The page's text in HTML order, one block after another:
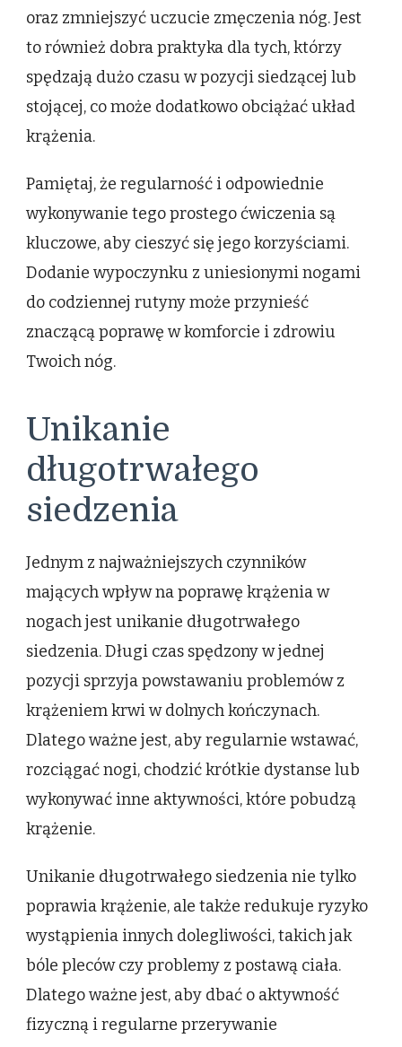
oraz zmniejszyć uczucie zmęczenia nóg. Jest
to również dobra praktyka dla tych, którzy
spędzają dużo czasu w pozycji siedzącej lub
stojącej, co może dodatkowo obciążać układ
krążenia.
Pamiętaj, że regularność i odpowiednie
wykonywanie tego prostego ćwiczenia są
kluczowe, aby cieszyć się jego korzyściami.
Dodanie wypoczynku z uniesionymi nogami
do codziennej rutyny może przynieść
znaczącą poprawę w komforcie i zdrowiu
Twoich nóg.
Unikanie
długotrwałego
siedzenia
Jednym z najważniejszych czynników
mających wpływ na poprawę krążenia w
nogach jest unikanie długotrwałego
siedzenia. Długi czas spędzony w jednej
pozycji sprzyja powstawaniu problemów z
krążeniem krwi w dolnych kończynach.
Dlatego ważne jest, aby regularnie wstawać,
rozciągać nogi, chodzić krótkie dystanse lub
wykonywać inne aktywności, które pobudzą
krążenie.
Unikanie długotrwałego siedzenia nie tylko
poprawia krążenie, ale także redukuje ryzyko
wystąpienia innych dolegliwości, takich jak
bóle pleców czy problemy z postawą ciała.
Dlatego ważne jest, aby dbać o aktywność
fizyczną i regularne przerywanie